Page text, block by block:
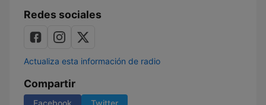
Redes sociales
Actualiza esta información de radio
Compartir
Facebook Twitter